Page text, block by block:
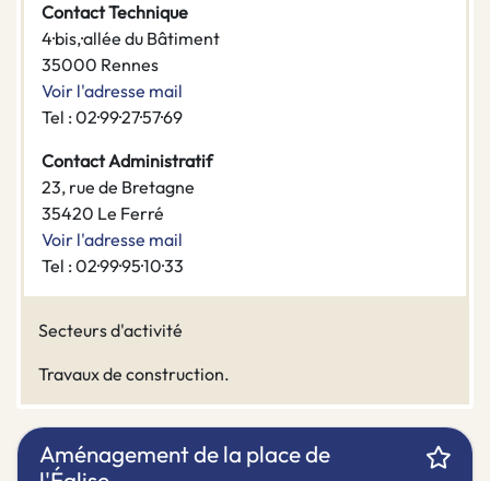
Contact Technique
4·bis,·allée du Bâtiment
35000 Rennes
Voir l'adresse mail
Tel : 02·99·27·57·69
Contact Administratif
23, rue de Bretagne
35420 Le Ferré
Voir l'adresse mail
Tel : 02·99·95·10·33
Secteurs d'activité
Travaux de construction.
Aménagement de la place de